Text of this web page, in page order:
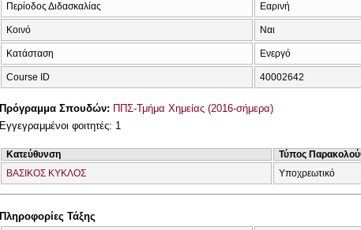
Περίοδος Διδασκαλίας Εαρινή
Κοινό Ναι
Κατάσταση Ενεργό
Course ID 40002642
Πρόγραμμα Σπουδών: ΠΠΣ-Τμήμα Χημείας (2016-σήμερα)
Εγγεγραμμένοι φοιτητές: 1
Κατεύθυνση Τύπος
ΒΑΣΙΚΟΣ ΚΥΚΛΟΣ
Υποχρεωτικό
Πληροφορίες Τάξης